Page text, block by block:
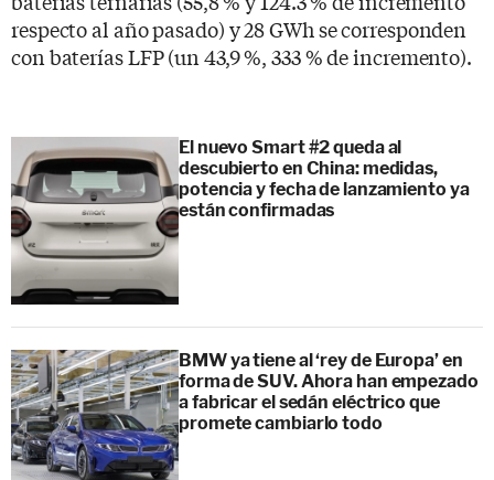
respecto al año pasado) y 28 GWh se corresponden
con baterías LFP (un 43,9 %, 333 % de incremento).
El nuevo Smart #2 queda al
descubierto en China: medidas,
potencia y fecha de lanzamiento ya
están confirmadas
BMW ya tiene al ‘rey de Europa’ en
forma de SUV. Ahora han empezado
a fabricar el sedán eléctrico que
promete cambiarlo todo